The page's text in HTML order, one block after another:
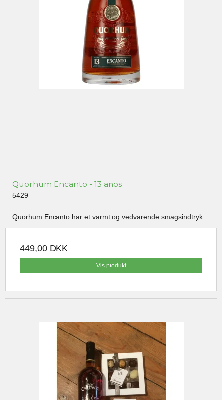
Quorhum Encanto - 13 anos
5429
Quorhum Encanto har et varmt og vedvarende smagsindtryk.
449,00 DKK
Vis produkt